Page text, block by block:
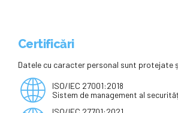
Certificări
Datele cu caracter personal sunt protejate
ISO/IEC 27001:2018
Sistem de management al